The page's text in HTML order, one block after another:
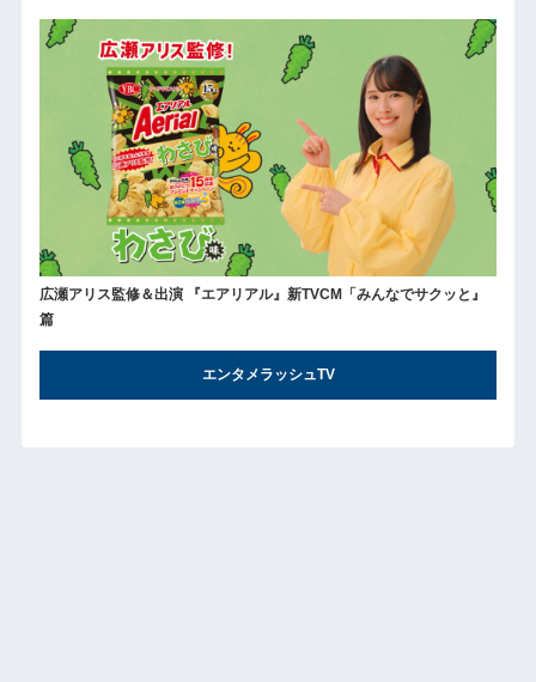
広瀬アリス監修＆出演 『エアリアル』新TVCM「みんなでサクッと』
篇
エンタメラッシュTV